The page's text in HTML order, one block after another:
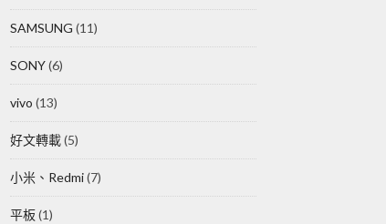
SAMSUNG (11)
SONY(6)
vivo (13)
好文轉載(5)
小米、Redmi(7)
平板(1)